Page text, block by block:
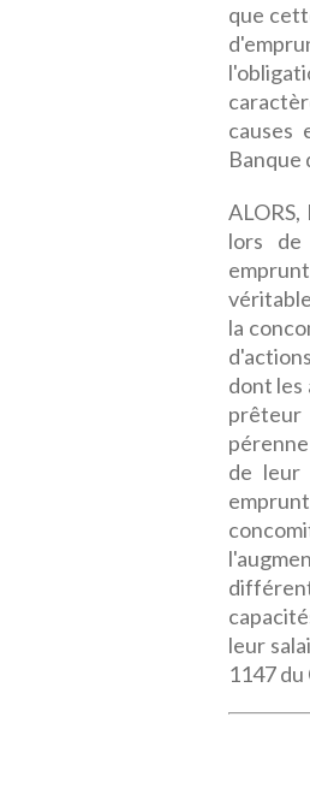
que
causes
Banque
lors de
la
dont les
prêteur
de leur
leur
1147 du